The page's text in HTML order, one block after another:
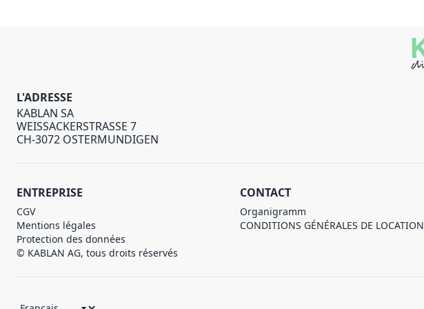
L'ADRESSE
KABLAN SA
WEISSACKERSTRASSE 7
CH-3072 OSTERMUNDIGEN
ENTREPRISE
CGV
Mentions légales
Protection des données
© KABLAN AG, tous droits réservés
CONTACT
Organigramm
CONDITIONS GÉNÉRALES DE LOCATION